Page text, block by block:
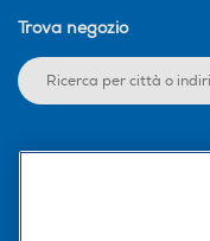
Trova negozio